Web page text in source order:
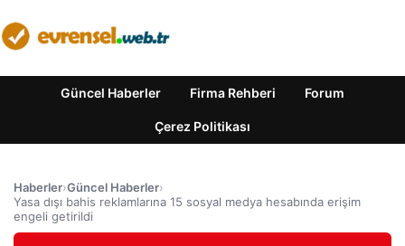
Güncel Haberler Firma Rehberi Forum
Çerez Politikası
Haberler›Güncel Haberler›
Yasa dışı bahis reklamlarına 15 sosyal medya hesabında erişim
engeli getirildi